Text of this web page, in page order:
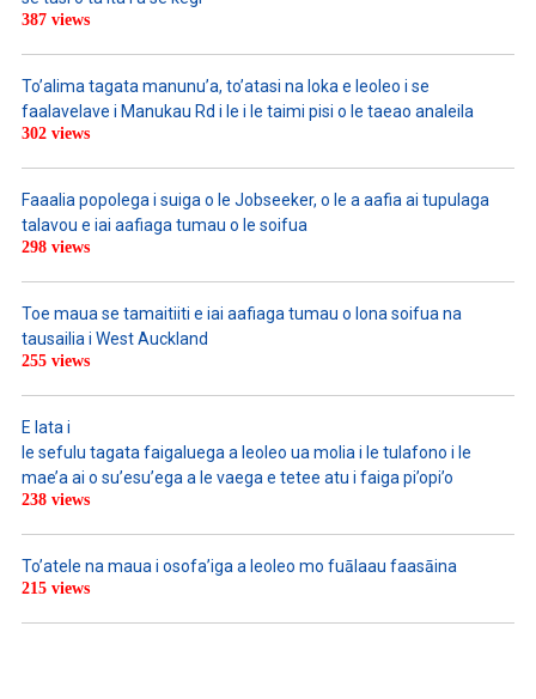
387 views
To’alima tagata manunu’a, to’atasi na loka e leoleo i se
faalavelave i Manukau Rd i le i le taimi pisi o le taeao analeila
302 views
Faaalia popolega i suiga o le Jobseeker, o le a aafia ai tupulaga
talavou e iai aafiaga tumau o le soifua
298 views
Toe maua se tamaitiiti e iai aafiaga tumau o lona soifua na
tausailia i West Auckland
255 views
E lata i
le sefulu tagata faigaluega a leoleo ua molia i le tulafono i le
mae’a ai o su’esu’ega a le vaega e tetee atu i faiga pi’opi’o
238 views
To’atele na maua i osofa’iga a leoleo mo fuālaau faasāina
215 views